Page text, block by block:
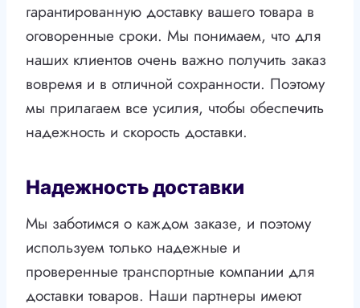
гарантированную доставку вашего товара в
оговоренные сроки. Мы понимаем, что для
наших клиентов очень важно получить заказ
вовремя и в отличной сохранности. Поэтому
мы прилагаем все усилия, чтобы обеспечить
надежность и скорость доставки.
Надежность доставки
Мы заботимся о каждом заказе, и поэтому
используем только надежные и
проверенные транспортные компании для
доставки товаров. Наши партнеры имеют